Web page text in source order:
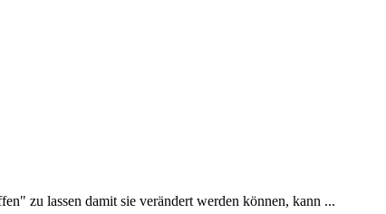
zu lassen damit sie verändert werden können, kann ...